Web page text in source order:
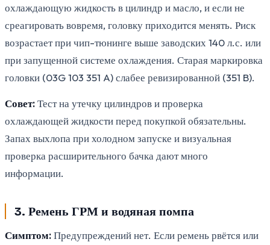
охлаждающую жидкость в цилиндр и масло, и если не
среагировать вовремя, головку приходится менять. Риск
возрастает при чип-тюнинге выше заводских 140 л.с. или
при запущенной системе охлаждения. Старая маркировка
головки (03G 103 351 A) слабее ревизированной (351 B).
Совет:Тест на утечку цилиндров и проверка
охлаждающей жидкости перед покупкой обязательны.
Запах выхлопа при холодном запуске и визуальная
проверка расширительного бачка дают много
информации.
3. Ремень ГРМ и водяная помпа
Симптом:Предупреждений нет. Если ремень рвётся или